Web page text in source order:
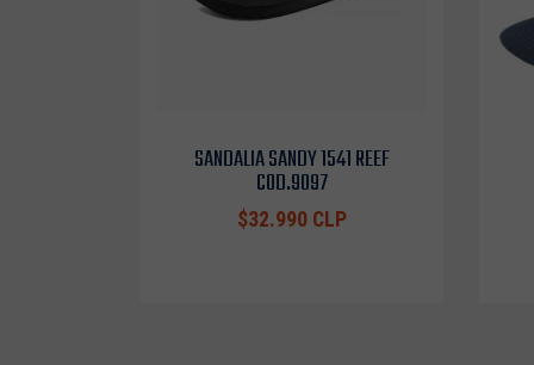
SANDALIA SANDY 1541 REEF
COD.9097
$32.990 CLP